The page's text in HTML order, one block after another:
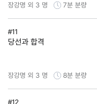
장강명 외 3 명 7분 분량
#11
당선과 합격
장강명 외 3 명 8분 분량
#12